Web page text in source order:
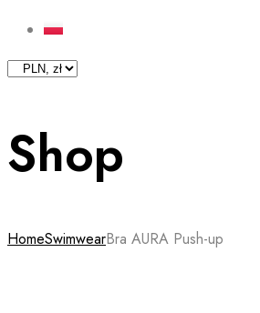
Shop
HomeSwimwearBra AURA Push-up